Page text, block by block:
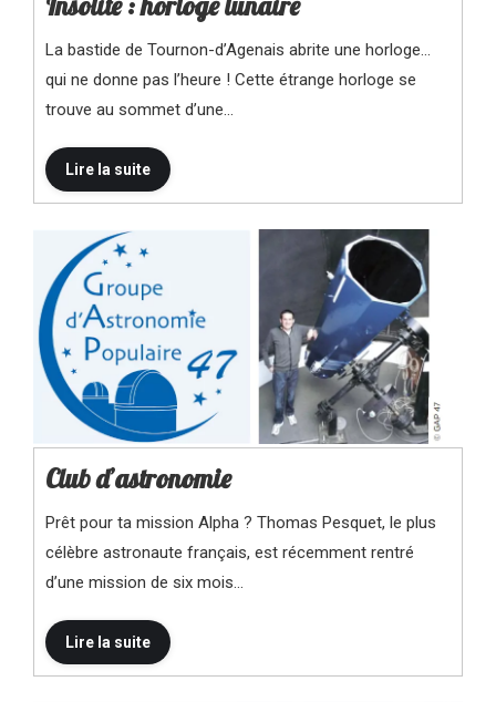
La bastide de Tournon-d’Agenais abrite une horloge…
qui ne donne pas l’heure ! Cette étrange horloge se
trouve au sommet d’une…
Club d’astronomie
Prêt pour ta mission Alpha ? Thomas Pesquet, le plus
célèbre astronaute français, est récemment rentré
d’une mission de six mois…